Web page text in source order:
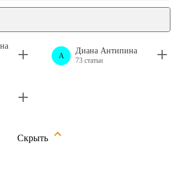
A
Диана Антипина
73 статьи
Скрыть